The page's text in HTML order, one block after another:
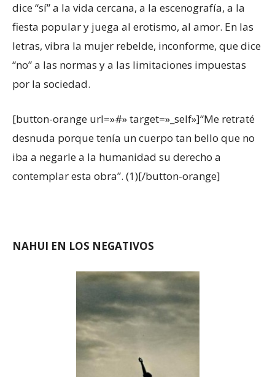
dice “sí” a la vida cercana, a la escenografía, a la
fiesta popular y juega al erotismo, al amor. En las
letras, vibra la mujer rebelde, inconforme, que dice
“no” a las normas y a las limitaciones impuestas
por la sociedad.
[button-orange url=»#» target=»_self»]“Me retraté
desnuda porque tenía un cuerpo tan bello que no
iba a negarle a la humanidad su derecho a
contemplar esta obra”. (1)[/button-orange]
NAHUI EN LOS NEGATIVOS